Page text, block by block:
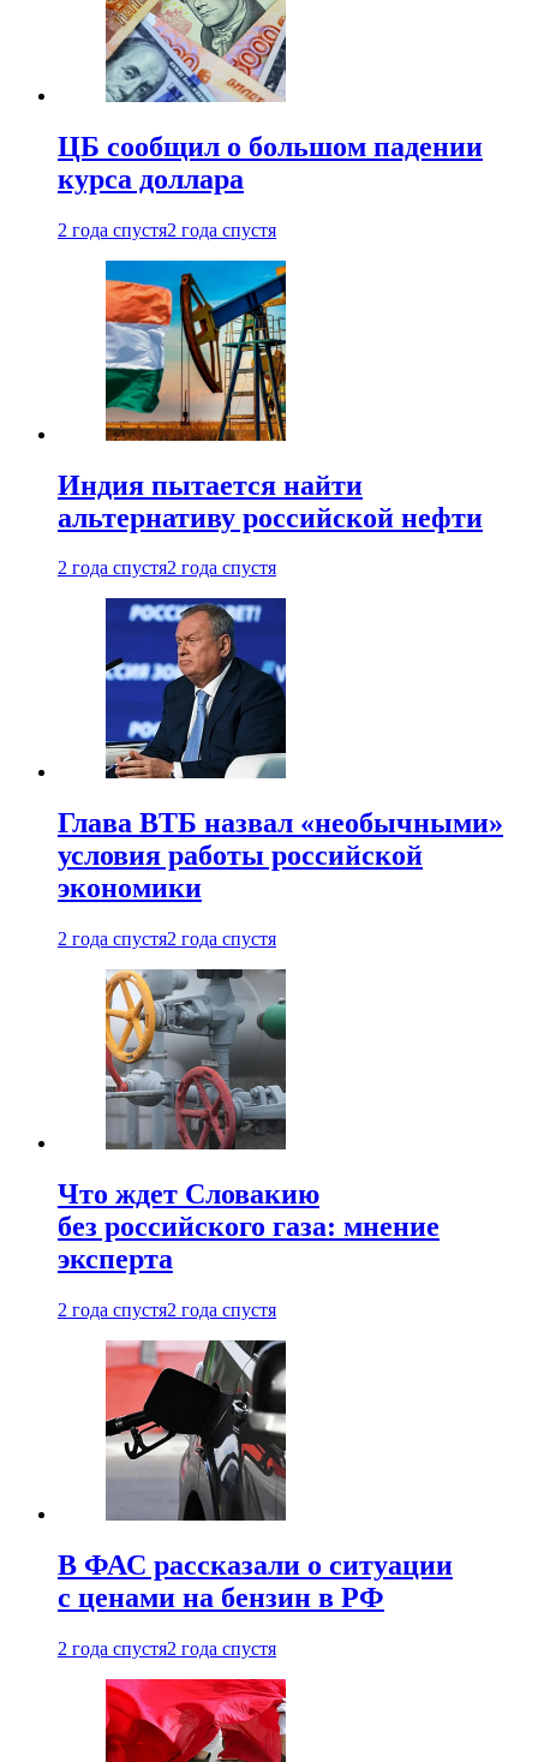
ЦБ сообщил о большом падении
курса доллара
2 года спустя2 года спустя
Индия пытается найти
альтернативу российской нефти
2 года спустя2 года спустя
Глава ВТБ назвал «необычными»
условия работы российской
экономики
2 года спустя2 года спустя
Что ждет Словакию
без российского газа: мнение
эксперта
2 года спустя2 года спустя
В ФАС рассказали о ситуации
с ценами на бензин в РФ
2 года спустя2 года спустя